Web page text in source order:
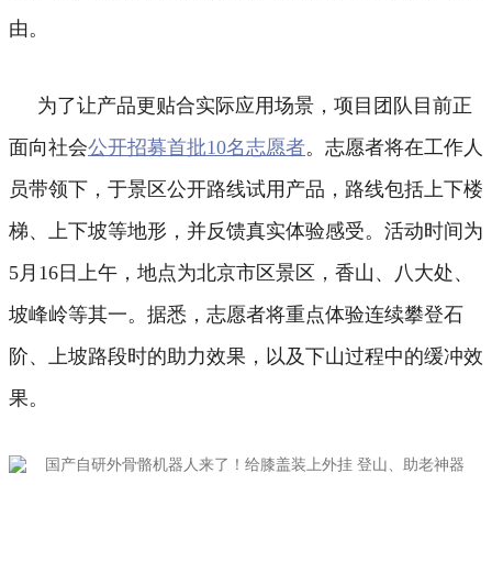
由。
为了让产品更贴合实际应用场景，项目团队目前正
面向社会公开招募首批10名志愿者。志愿者将在工作人
员带领下，于景区公开路线试用产品，路线包括上下楼
梯、上下坡等地形，并反馈真实体验感受。活动时间为
5月16日上午，地点为北京市区景区，香山、八大处、
坡峰岭等其一。据悉，志愿者将重点体验连续攀登石
阶、上坡路段时的助力效果，以及下山过程中的缓冲效
果。